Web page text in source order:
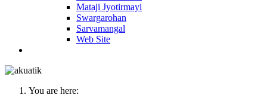
Mataji Jyotirmayi
Swargarohan
Sarvamangal
Web Site
You are here: